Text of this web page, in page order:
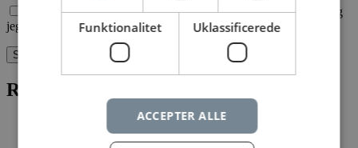
Gem mit navn, mail og websted i denne browser til næste gang
jeg kommenterer.
Relaterede varer
xocolatldenmark
Funktionalitet Uklassificerede
ACCEPTER ALLE